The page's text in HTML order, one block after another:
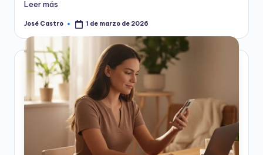
Leer más
Publicado
José Castro 1 de marzo de 2026